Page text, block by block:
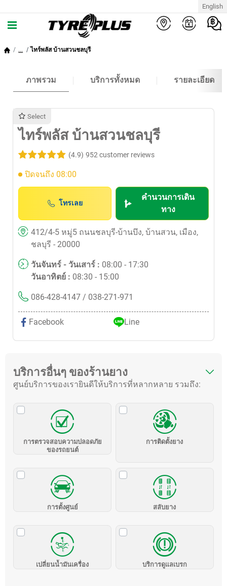
English
... ไทร์พลัส บ้านสวนชลบุรี
ภาพรวม บริการทั้งหมด รายละเอียด
Select
ไทร์พลัส บ้านสวนชลบุรี
(4.9) 952 customer reviews
ปิดจนถึง 08:00
โทรเลย
คำนวนการเดิน
ทาง
412/4-5 หมู่5 ถนนชลบุรี-บ้านบึง, บ้านสวน, เมือง,
ชลบุรี - 20000
วันจันทร์ - วันเสาร์ : 08:00 - 17:30
วันอาทิตย์ : 08:30 - 15:00
086-428-4147 / 038-271-971
Facebook Line
บริการอื่นๆ ของร้านยาง
ศูนย์บริการของเรายินดีให้บริการที่หลากหลาย รวมถึง:
การตรวจสอบความปลอดภัย
ของรถยนต์
การติดตั้งยาง
การตั้งศูนย์ สลับยาง
เปลี่ยนน้ำมันเครื่อง บริการดูแลเบรก